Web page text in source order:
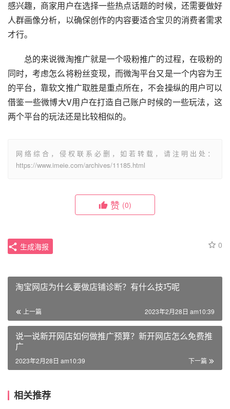
感兴趣，商家用户在选择一些热点话题的时候，还需要做好
人群画像分析，以确保创作的内容要适合宝贝的消费者需求
才行。
总的来说微淘推广就是一个吸粉推广的过程，在吸粉的
同时，考虑怎么将粉丝变现，而微淘平台又是一个内容为王
的平台，靠软文推广取胜是重点所在，不会操纵的用户可以
借鉴一些微博大V用户在打造自己账户时候的一些玩法，这
两个平台的玩法还是比较相似的。
网络综合，侵权联系必删，如若转载，请注明出处：
https://www.imeie.com/archives/11185.html
赞 (0)
0
生成海报
淘宝网店为什么要做店铺诊断？有什么技巧呢
上一篇 2023年2月28日 am10:39
说一说新开网店如何做推广预算？新开网店怎么免费推
广
下一篇
2023年2月28日 am10:39
相关推荐